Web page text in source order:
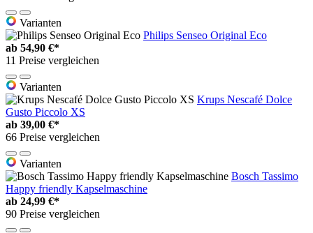
Varianten
Philips Senseo Original Eco
ab 54,90 €*
11 Preise vergleichen
Varianten
Krups Nescafé Dolce
Gusto Piccolo XS
ab 39,00 €*
66 Preise vergleichen
Varianten
Bosch Tassimo
Happy friendly Kapselmaschine
ab 24,99 €*
90 Preise vergleichen